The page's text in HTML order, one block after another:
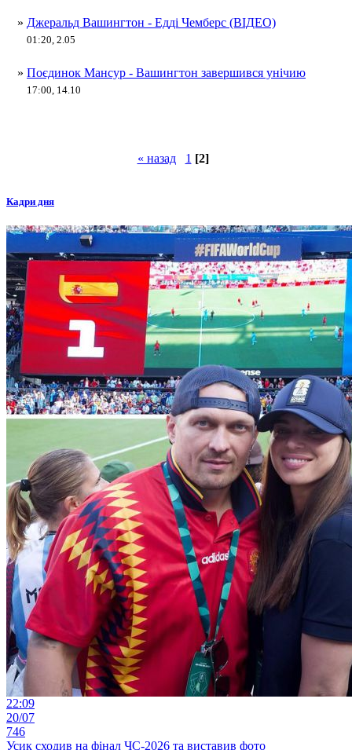
» Джеральд Вашингтон - Едді Чемберс (ВІДЕО)
01:20, 2.05
» Поєдинок Мансур - Вашингтон завершився унічию
17:00, 14.10
« назад 1 [2]
Кадри дня
22:09
20/07
746
Усик сходив на фінал ЧС-2026 та виставив фото